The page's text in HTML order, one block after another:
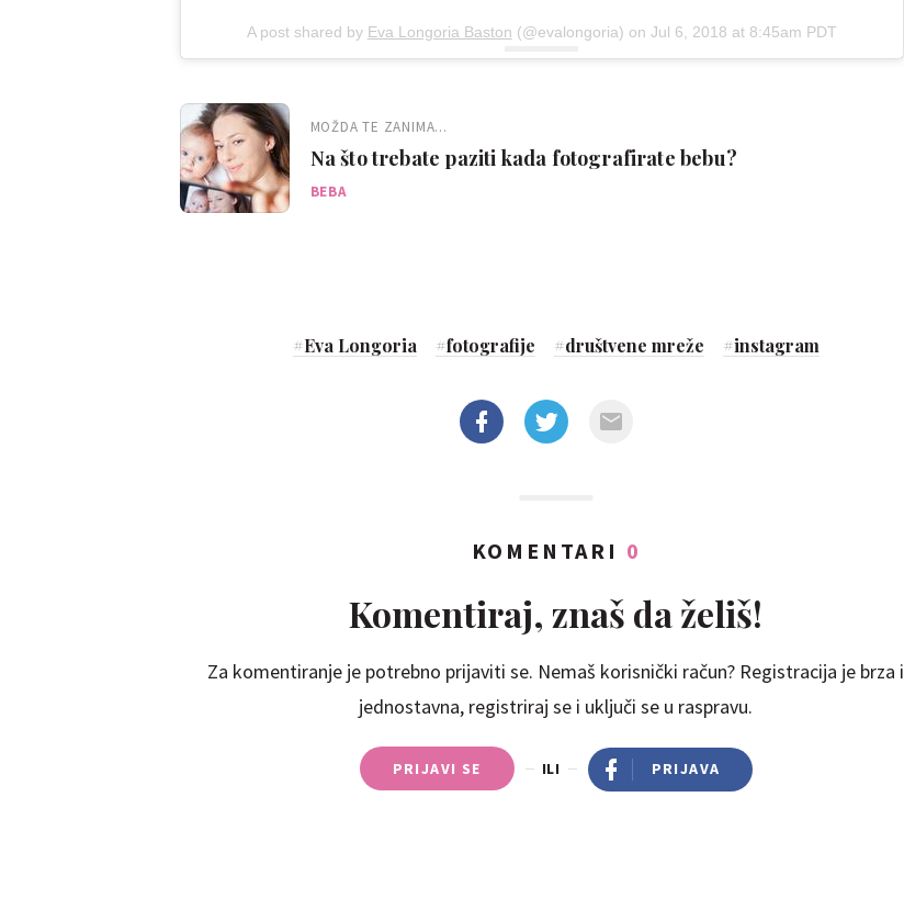
A post shared by Eva Longoria Baston (@evalongoria) on Jul 6, 2018 at 8:45am PDT
MOŽDA TE ZANIMA...
Na što trebate paziti kada fotografirate bebu?
BEBA
#Eva Longoria #fotografije #društvene mreže #instagram
KOMENTARI 0
Komentiraj, znaš da želiš!
Za komentiranje je potrebno prijaviti se. Nemaš korisnički račun? Registracija je brza i
jednostavna, registriraj se i uključi se u raspravu.
PRIJAVI SE ILI PRIJAVA